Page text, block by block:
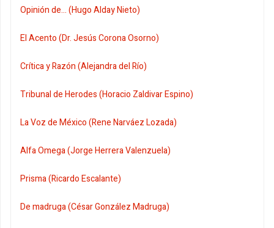
Opinión de... (Hugo Alday Nieto)
El Acento (Dr. Jesús Corona Osorno)
Crítica y Razón (Alejandra del Río)
Tribunal de Herodes (Horacio Zaldivar Espino)
La Voz de México (Rene Narváez Lozada)
Alfa Omega (Jorge Herrera Valenzuela)
Prisma (Ricardo Escalante)
De madruga (César González Madruga)